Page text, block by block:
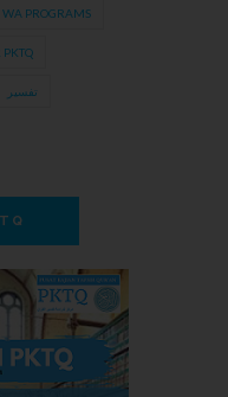
WA PROGRAMS
تفسير